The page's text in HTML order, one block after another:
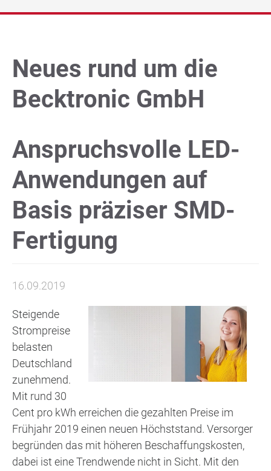
Unternehmen
Technik Blog
Neues rund um die
Becktronic GmbH
Anspruchsvolle LED-
Anwendungen auf
Basis präziser SMD-
Fertigung
16.09.2019
Steigende
Strompreise
belasten
Deutschland
zunehmend.
Mit rund 30
Cent pro kWh erreichen die gezahlten Preise im
Frühjahr 2019 einen neuen Höchststand. Versorger
begründen das mit höheren Beschaffungskosten,
dabei ist eine Trendwende nicht in Sicht. Mit den